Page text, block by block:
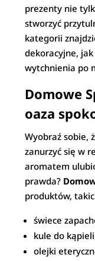
prezenty nie
stworzyć
kategorii
dekoracyjne,
wytchnienia po
Domowe
oaza
Wyobraź sobie,
zanurzyć się w
aromatem
prawda?
produktów,
świece
kule do
olejki